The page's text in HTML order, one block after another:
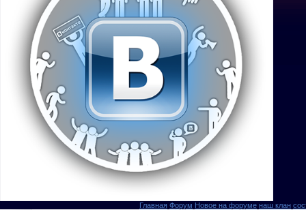
Главная Форум Новое на форуме наш клан